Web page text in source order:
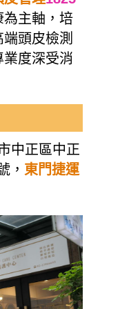
為主軸，培
頭皮檢測
業度深受消
中正區中正
， 東門捷運